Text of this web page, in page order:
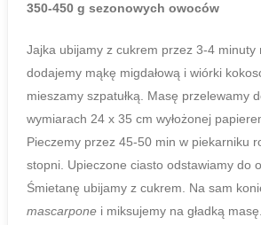
350-450 g sezonowych owoców
Jajka ubijamy z cukrem przez 3-4 minuty
dodajemy mąkę migdałową i wiórki
mieszamy szpatułką. Masę przelewamy
wymiarach 24 x 35 cm wyłożonej
Pieczemy przez 45-50 min w piekarniku
stopni. Upieczone ciasto odstawiamy do
Śmietanę ubijamy z cukrem. Na sam
mascarpone i miksujemy na gładką